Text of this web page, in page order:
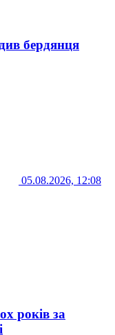
бердянця
05.08.2026, 12:08
років за